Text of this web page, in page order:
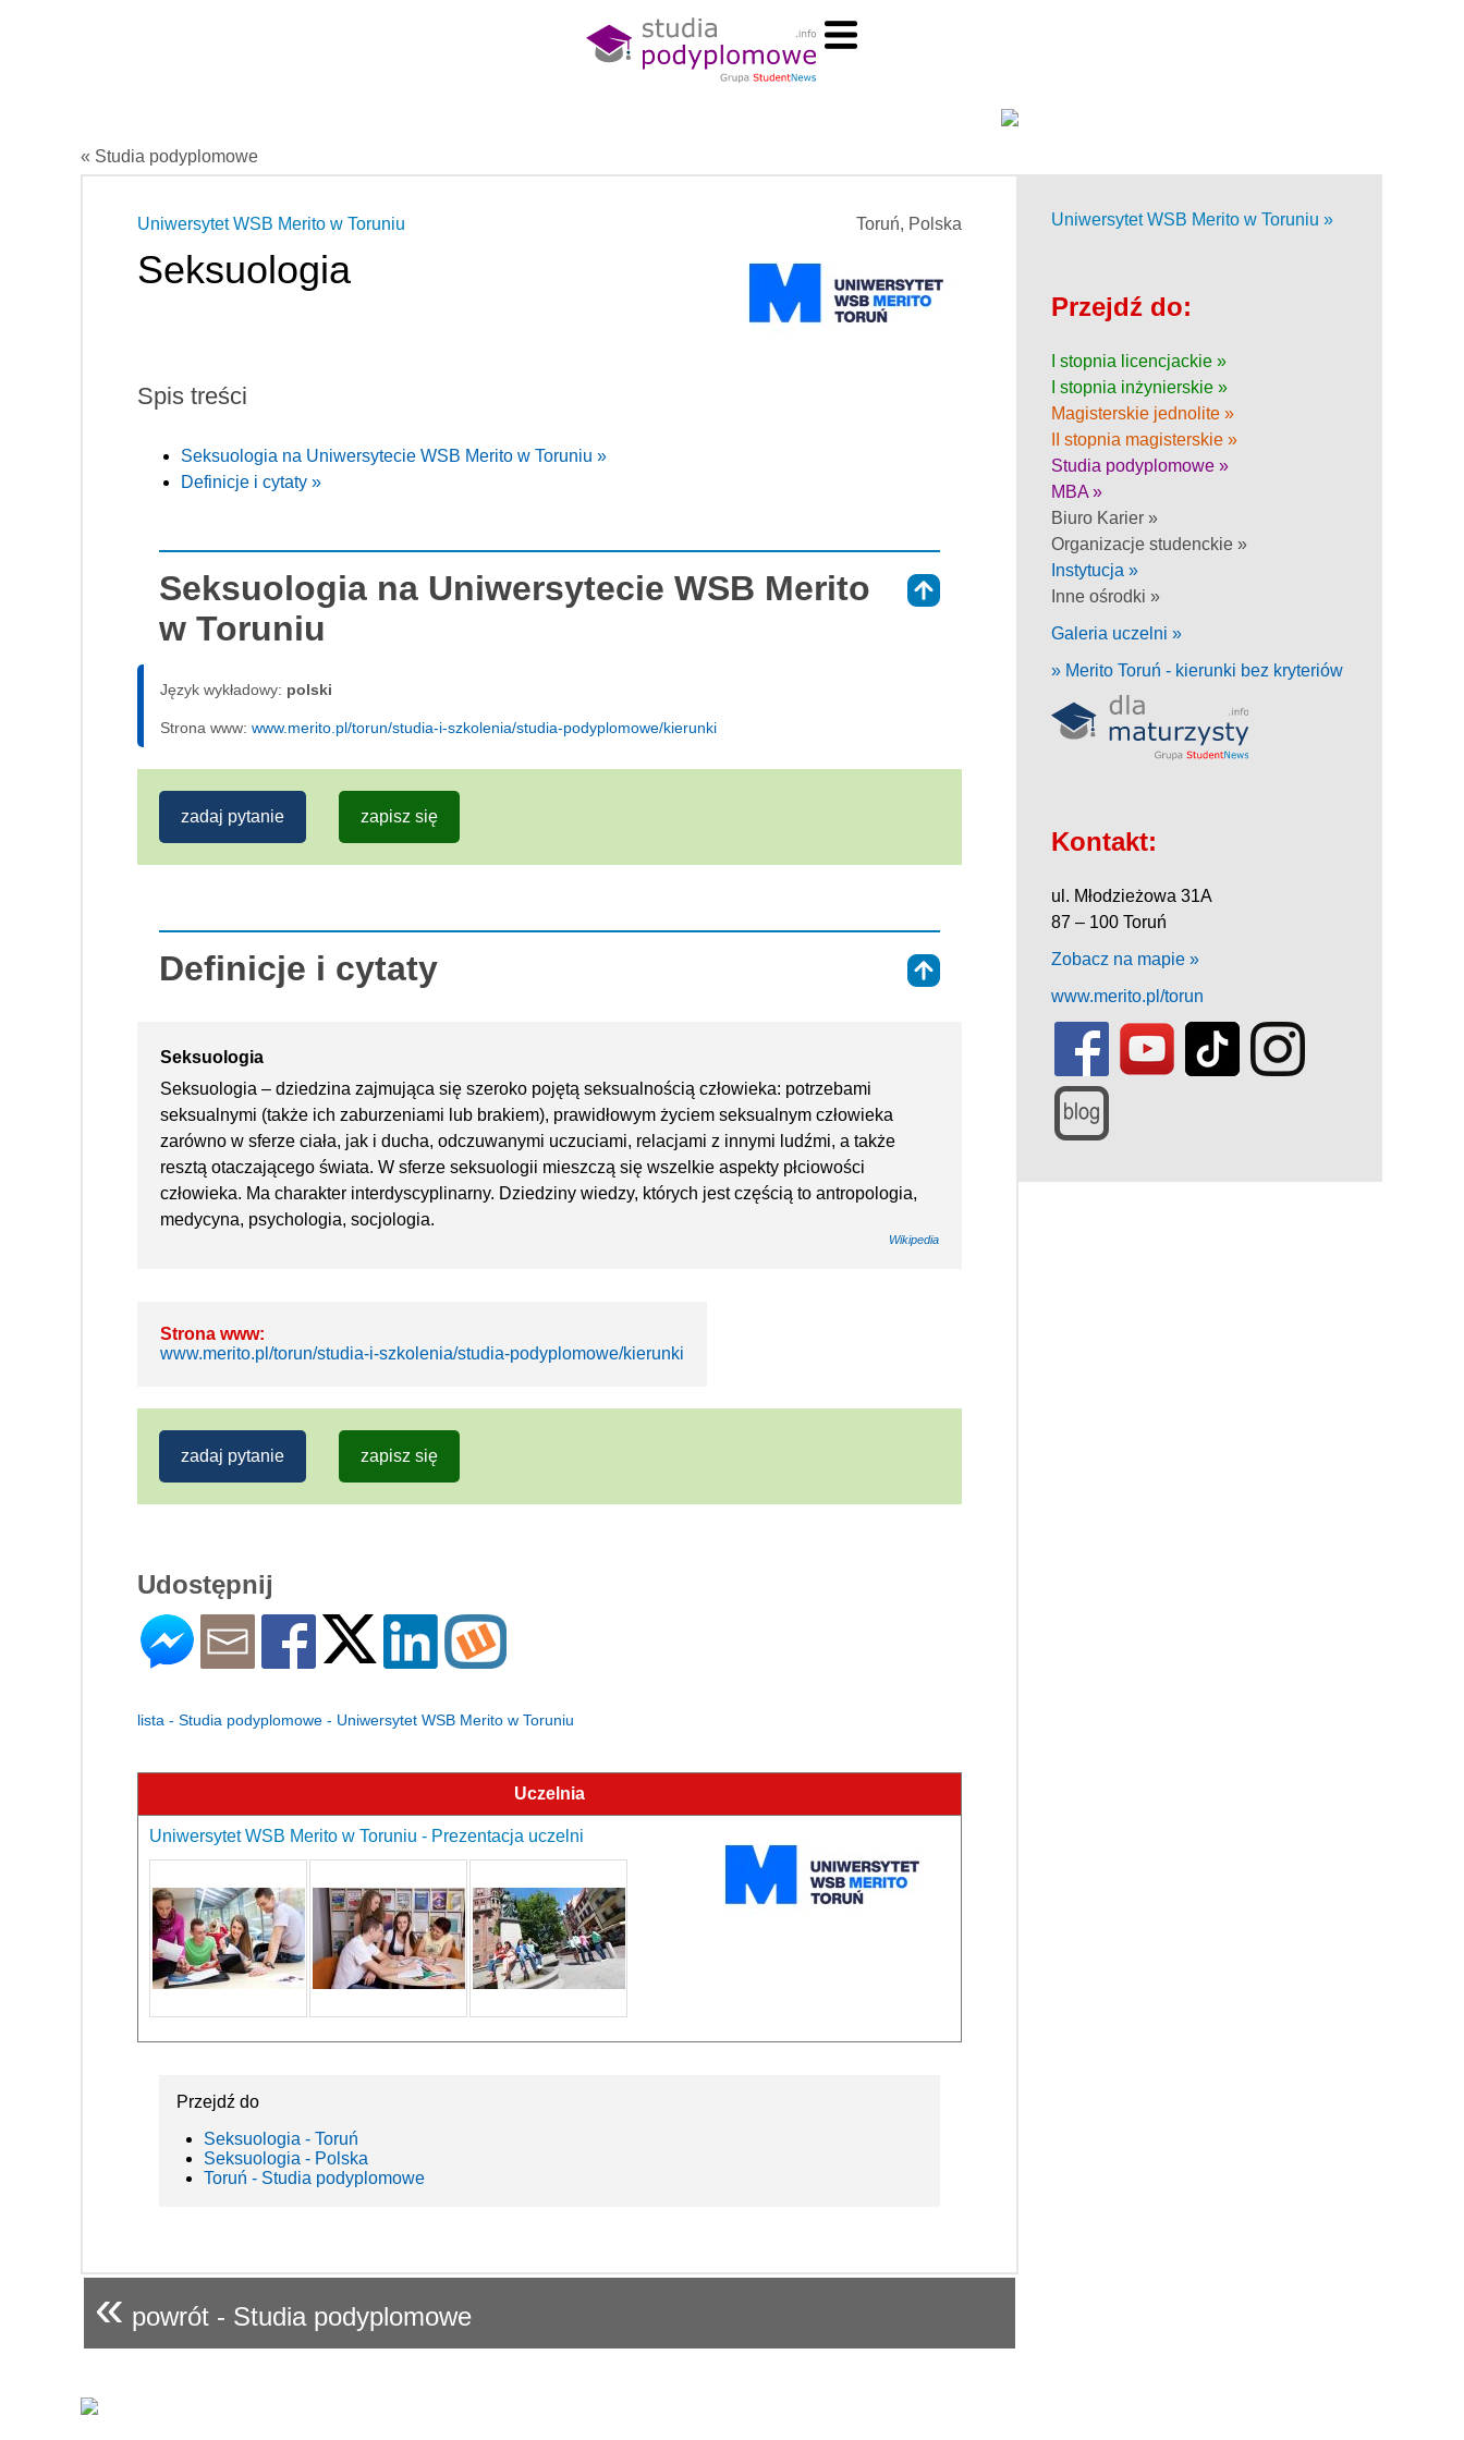
« Studia podyplomowe
Toruń, Polska
Uniwersytet WSB Merito w Toruniu
Seksuologia
Spis treści
Seksuologia na Uniwersytecie WSB Merito w Toruniu »
Definicje i cytaty »
Seksuologia na Uniwersytecie WSB Merito
w Toruniu
Język wykładowy: polski
Strona www: www.merito.pl/torun/studia-i-szkolenia/studia-podyplomowe/kierunki
zadaj pytanie zapisz się
Definicje i cytaty
Seksuologia
Seksuologia – dziedzina zajmująca się szeroko pojętą seksualnością człowieka: potrzebami
seksualnymi (także ich zaburzeniami lub brakiem), prawidłowym życiem seksualnym człowieka
zarówno w sferze ciała, jak i ducha, odczuwanymi uczuciami, relacjami z innymi ludźmi, a także
resztą otaczającego świata. W sferze seksuologii mieszczą się wszelkie aspekty płciowości
człowieka. Ma charakter interdyscyplinarny. Dziedziny wiedzy, których jest częścią to antropologia,
medycyna, psychologia, socjologia.
Wikipedia
Strona www:
www.merito.pl/torun/studia-i-szkolenia/studia-podyplomowe/kierunki
zadaj pytanie zapisz się
Udostępnij
lista - Studia podyplomowe - Uniwersytet WSB Merito w Toruniu
Uczelnia
Uniwersytet WSB Merito w Toruniu - Prezentacja uczelni
Przejdź do
Seksuologia - Toruń
Seksuologia - Polska
Toruń - Studia podyplomowe
« powrót - Studia podyplomowe
Uniwersytet WSB Merito w Toruniu »
Przejdź do:
I stopnia licencjackie »
I stopnia inżynierskie »
Magisterskie jednolite »
II stopnia magisterskie »
Studia podyplomowe »
MBA »
Biuro Karier »
Organizacje studenckie »
Instytucja »
Inne ośrodki »
Galeria uczelni »
» Merito Toruń - kierunki bez kryteriów
Kontakt:
ul. Młodzieżowa 31A
87 – 100 Toruń
Zobacz na mapie »
www.merito.pl/torun